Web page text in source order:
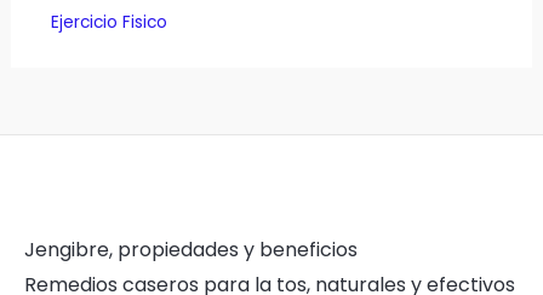
Ejercicio Fisico
Jengibre, propiedades y beneficios
Remedios caseros para la tos, naturales y efectivos